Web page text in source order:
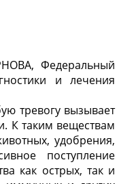
Федеральный
и лечения
тревогу вызывает
К таким веществам
удобрения,
поступление
как острых, так и